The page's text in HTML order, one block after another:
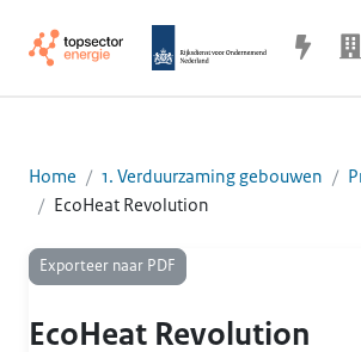
Home 1. Verduurzaming gebouwen
EcoHeat Revolution
Exporteer naar PDF
EcoHeat Revolution